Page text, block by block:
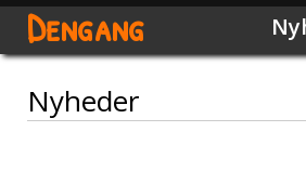
Dengang
Nyheder